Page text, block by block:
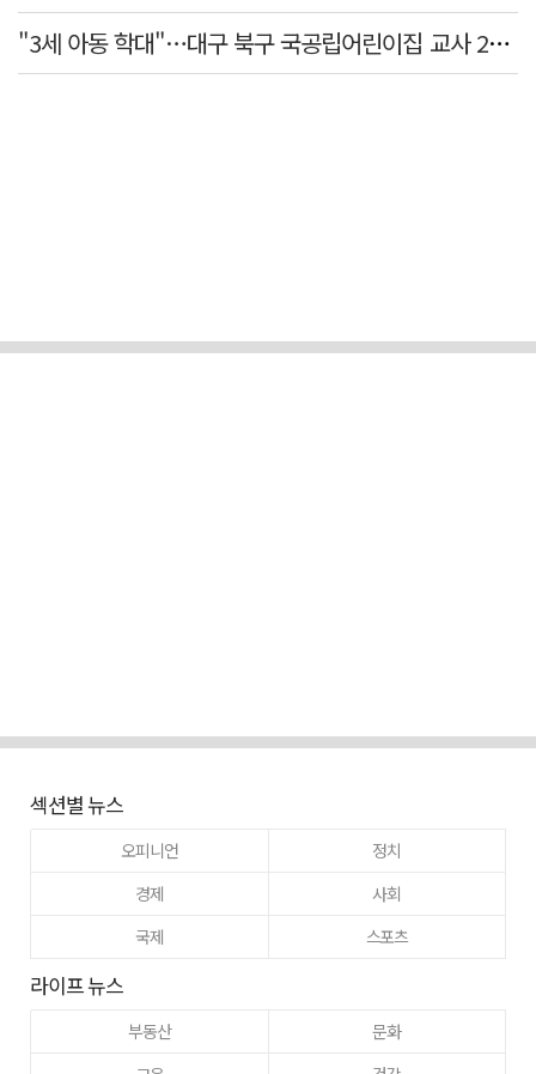
"3세 아동 학대"…대구 북구 국공립어린이집 교사 2명 검찰 송치
섹션별 뉴스
오피니언
정치
경제
사회
국제
스포츠
라이프 뉴스
부동산
문화